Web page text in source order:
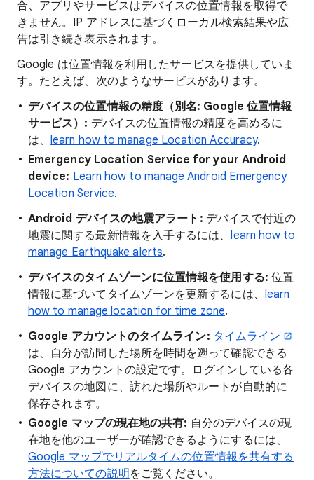
合、アプリやサービスはデバイスの位置情報を取得で
きません。IP アドレスに基づくローカル検索結果や広
告は引き続き表示されます。
Google は位置情報を利用したサービスを提供していま
す。たとえば、次のようなサービスがあります。
デバイスの位置情報の精度（別名: Google 位置情報
サービス）: デバイスの位置情報の精度を高めるに
は、learn how to manage Location Accuracy.
Emergency Location Service for your Android
device: Learn how to manage Android Emergency
Location Service.
Android デバイスの地震アラート: デバイスで付近の
地震に関する最新情報を入手するには、learn how to
manage Earthquake alerts.
デバイスのタイムゾーンに位置情報を使用する: 位置
情報に基づいてタイムゾーンを更新するには、 learn
how to manage location for time zone.
Google アカウントのタイムライン: タイムライン
は、自分が訪問した場所を時間を遡って確認できる
Google アカウントの設定です。ログインしている各
デバイスの地図に、訪れた場所やルートが自動的に
保存されます。
Google マップの現在地の共有: 自分のデバイスの現
在地を他のユーザーが確認できるようにするには、
Google マップでリアルタイムの位置情報を共有する
方法についての説明 をご覧ください。